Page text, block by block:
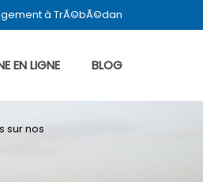
à TrÃ©bÃ©dan
EN LIGNE BLOG
sur nos